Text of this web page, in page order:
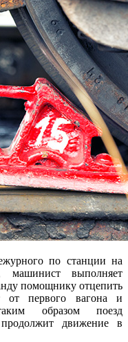
по станции на
машинист выполняет
помощнику отцепить
от первого вагона и
образом поезд
продолжит движение в